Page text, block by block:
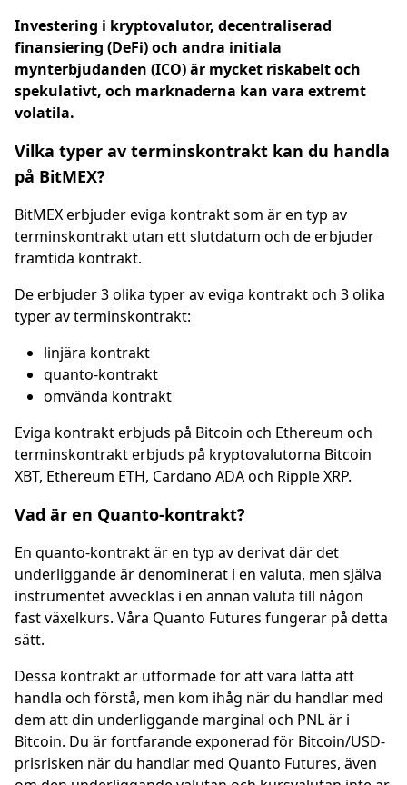
Investering i kryptovalutor, decentraliserad
finansiering (DeFi) och andra initiala
mynterbjudanden (ICO) är mycket riskabelt och
spekulativt, och marknaderna kan vara extremt
volatila.
Vilka typer av terminskontrakt kan du handla
på BitMEX?
BitMEX erbjuder eviga kontrakt som är en typ av
terminskontrakt utan ett slutdatum och de erbjuder
framtida kontrakt.
De erbjuder 3 olika typer av eviga kontrakt och 3 olika
typer av terminskontrakt:
linjära kontrakt
quanto-kontrakt
omvända kontrakt
Eviga kontrakt erbjuds på Bitcoin och Ethereum och
terminskontrakt erbjuds på kryptovalutorna Bitcoin
XBT, Ethereum ETH, Cardano ADA och Ripple XRP.
Vad är en Quanto-kontrakt?
En quanto-kontrakt är en typ av derivat där det
underliggande är denominerat i en valuta, men själva
instrumentet avvecklas i en annan valuta till någon
fast växelkurs. Våra Quanto Futures fungerar på detta
sätt.
Dessa kontrakt är utformade för att vara lätta att
handla och förstå, men kom ihåg när du handlar med
dem att din underliggande marginal och PNL är i
Bitcoin. Du är fortfarande exponerad för Bitcoin/USD-
prisrisken när du handlar med Quanto Futures, även